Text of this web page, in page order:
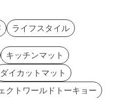
ライフスタイル
キッチンマット
ダイカットマット
クトワールドトーキョー